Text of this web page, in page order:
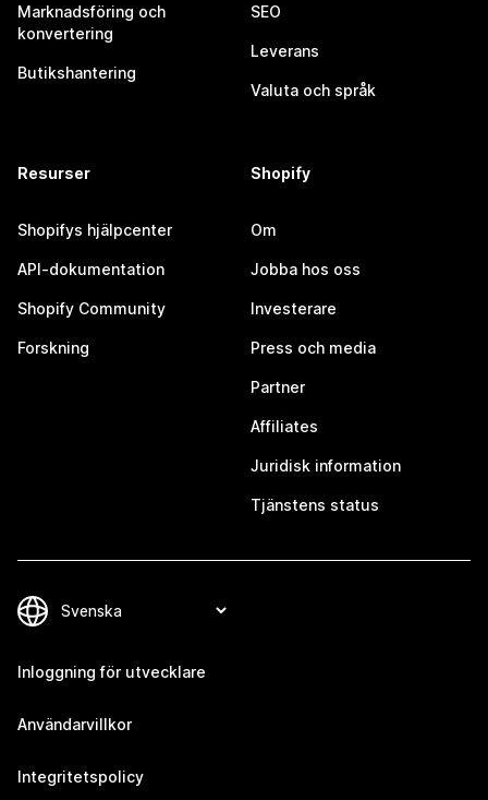
Marknadsföring och
konvertering
Butikshantering
SEO
Leverans
Valuta och språk
Resurser
Shopifys hjälpcenter
API-dokumentation
Shopify Community
Forskning
Shopify
Om
Jobba hos oss
Investerare
Press och media
Partner
Affiliates
Juridisk information
Tjänstens status
Inloggning för utvecklare
Användarvillkor
Integritetspolicy